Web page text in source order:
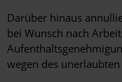
Darüber hinaus
bei Wunsch nach
wegen des